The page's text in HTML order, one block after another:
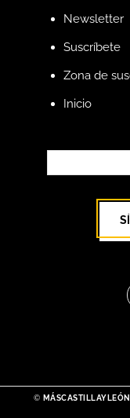
Newsletter
Suscríbete
Zona de
Inicio
© MÁSCASTILLAYLEÓN